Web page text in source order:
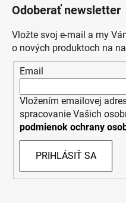
Odoberať newsletter
Vložte svoj e-mail a my
o nových produktoch na
Email
Vložením emailovej
spracovanie Vašich
podmienok ochrany
PRIHLÁSIŤ SA